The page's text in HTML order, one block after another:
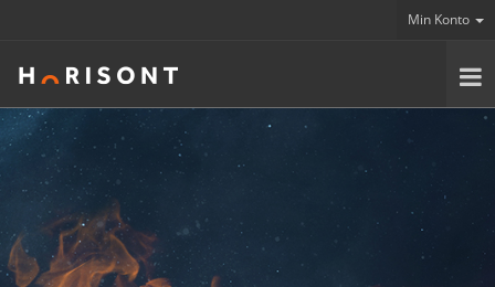
Min Konto